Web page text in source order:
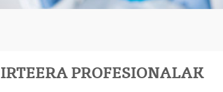
IRTEERA PROFESIONALAK